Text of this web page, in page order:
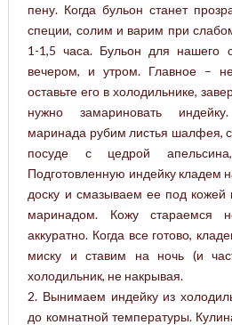
пену. Когда бульон станет
специи, солим и варим при
1-1,5 часа. Бульон для нашего
вечером, и утром. Главное –
оставьте его в холодильнике,
нужно замариновать
маринада рубим листья шалфея,
посуде с цедрой
Подготовленную индейку кладем
доску и смазываем ее под кожей
маринадом. Кожу стараемся
аккуратно. Когда все готово,
миску и ставим на ночь (и
холодильник, не накрывая.
2. Вынимаем индейку из
до комнатной температуры.